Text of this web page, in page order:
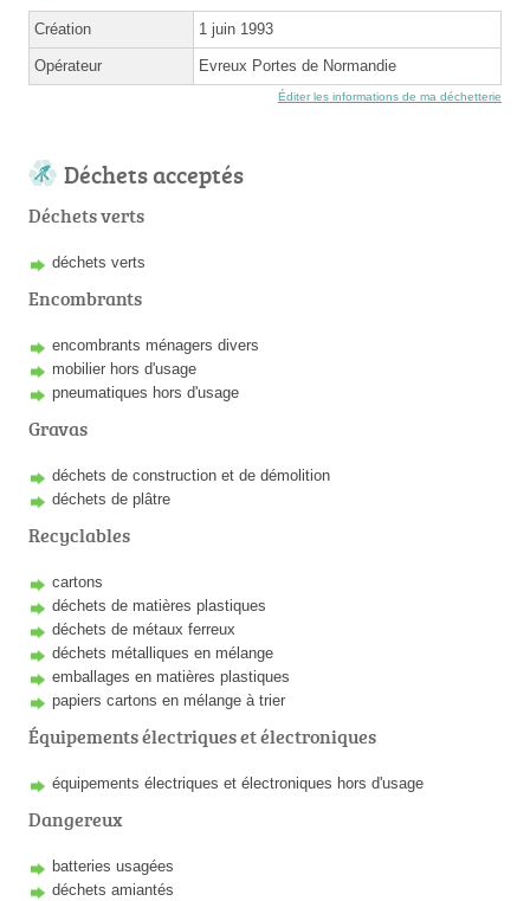
Création 1 juin 1993
Opérateur Evreux Portes de Normandie
Éditer les informations de ma déchetterie
Déchets acceptés
Déchets verts
déchets verts
Encombrants
encombrants ménagers divers
mobilier hors d'usage
pneumatiques hors d'usage
Gravas
déchets de construction et de démolition
déchets de plâtre
Recyclables
cartons
déchets de matières plastiques
déchets de métaux ferreux
déchets métalliques en mélange
emballages en matières plastiques
papiers cartons en mélange à trier
Équipements électriques et électroniques
équipements électriques et électroniques hors d'usage
Dangereux
batteries usagées
déchets amiantés